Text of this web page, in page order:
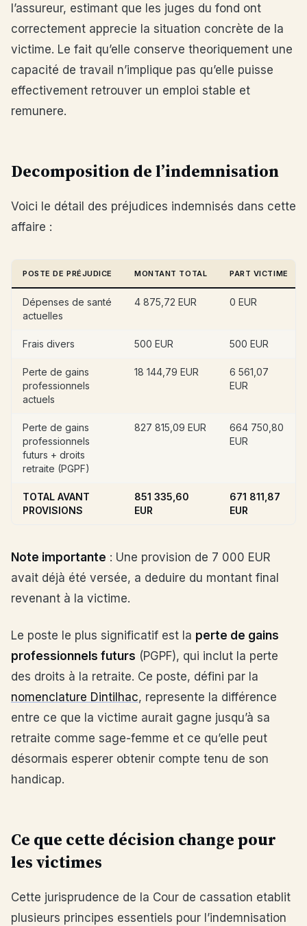
l’assureur, estimant que les juges du fond ont
correctement apprecie la situation concrète de la
victime. Le fait qu’elle conserve theoriquement une
capacité de travail n’implique pas qu’elle puisse
effectivement retrouver un emploi stable et
remunere.
Decomposition de l’indemnisation
Voici le détail des préjudices indemnisés dans cette
affaire :
POSTE DE PRÉJUDICE MONTANT TOTAL PART VICTIME
Dépenses de santé
actuelles
4 875,72 EUR 0 EUR
Frais divers 500 EUR 500 EUR
Perte de gains
professionnels
actuels
18 144,79 EUR
6 561,07
EUR
Perte de gains
professionnels
futurs + droits
retraite (PGPF)
827 815,09 EUR
664 750,80
EUR
TOTAL AVANT
PROVISIONS
851 335,60
EUR
671 811,87
EUR
Note importante : Une provision de 7 000 EUR
avait déjà été versée, a deduire du montant final
revenant à la victime.
Le poste le plus significatif est la perte de gains
professionnels futurs (PGPF), qui inclut la perte
des droits à la retraite. Ce poste, défini par la
nomenclature Dintilhac, represente la différence
entre ce que la victime aurait gagne jusqu’à sa
retraite comme sage-femme et ce qu’elle peut
désormais esperer obtenir compte tenu de son
handicap.
Ce que cette décision change pour
les victimes
Cette jurisprudence de la Cour de cassation etablit
plusieurs principes essentiels pour l’indemnisation